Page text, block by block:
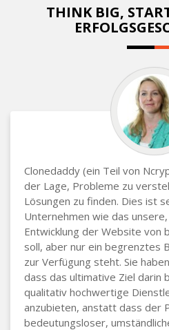
THINK BIG,
Clonedaddy (ein Teil von
der Lage, Probleme zu
Lösungen zu finden. Dies ist
Unternehmen wie das
Entwicklung der Website von
soll, aber nur ein begrenztes
zur Verfügung steht. Sie
dass das ultimative Ziel darin
qualitativ hochwertige
anzubieten, anstatt dass der
bedeutungsloser,